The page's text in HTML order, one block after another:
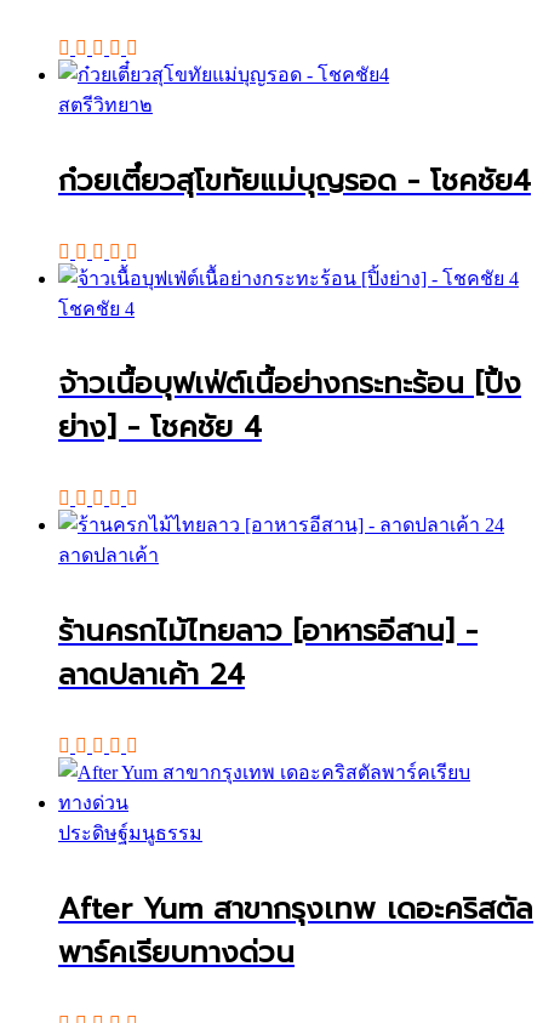
สตรีวิทยา๒
ก๋วยเตี๋ยวสุโขทัยแม่บุญรอด - โชคชัย4
โชคชัย 4
จ้าวเนื้อบุฟเฟ่ต์เนื้อย่างกระทะร้อน [ปิ้ง
ย่าง] - โชคชัย 4
ลาดปลาเค้า
ร้านครกไม้ไทยลาว [อาหารอีสาน] -
ลาดปลาเค้า 24
ประดิษฐ์มนูธรรม
After Yum สาขากรุงเทพ เดอะคริสตัล
พาร์คเรียบทางด่วน